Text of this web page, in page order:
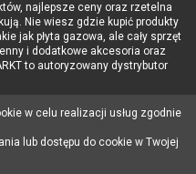
najlepsze ceny oraz rzetelna
Nie wiesz gdzie kupić produkty
jak płyta gazowa, ale cały sprzęt
i dodatkowe akcesoria oraz
to autoryzowany dystrybutor
REDMARKT.pl !!!
w celu realizacji usług zgodnie
lub dostępu do cookie w Twojej